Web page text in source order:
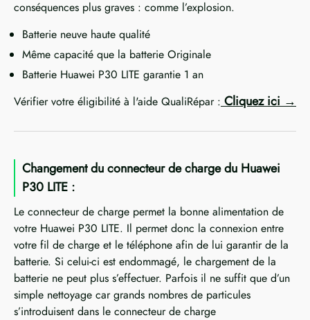
conséquences plus graves : comme l’explosion.
Batterie neuve haute qualité
Même capacité que la batterie Originale
Batterie Huawei P30 LITE garantie 1 an
Vérifier votre éligibilité à l'aide QualiRépar : Cliquez ici
Changement du connecteur de charge du Huawei
P30 LITE :
Le connecteur de charge permet la bonne alimentation de
votre Huawei P30 LITE. Il permet donc la connexion entre
votre fil de charge et le téléphone afin de lui garantir de la
batterie. Si celui-ci est endommagé, le chargement de la
batterie ne peut plus s’effectuer. Parfois il ne suffit que d’un
simple nettoyage car grands nombres de particules
s’introduisent dans le connecteur de charge